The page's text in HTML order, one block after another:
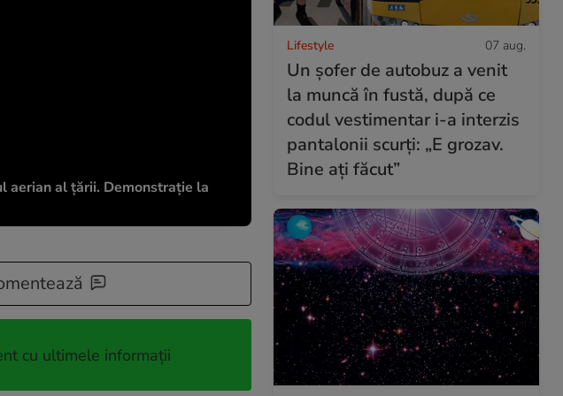
aerian al țării. Demonstrație la
cu ultimele informații
Lifestyle 07 aug.
Un șofer de autobuz a venit
la muncă în fustă, după ce
codul vestimentar i-a interzis
pantalonii scurți: „E grozav.
Bine ați făcut”